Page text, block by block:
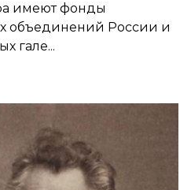
имеют фонды
объединений России и
гале...